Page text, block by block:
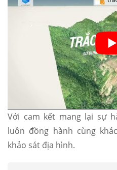
Với cam kết mang lại sự
luôn đồng hành cùng
khảo sát địa hình.